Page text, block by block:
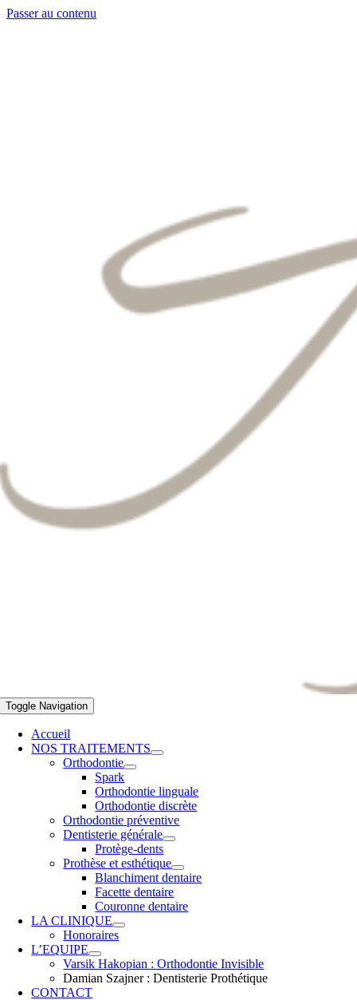
Passer au contenu
Toggle Navigation
Accueil
NOS TRAITEMENTS
Orthodontie
Spark
Orthodontie linguale
Orthodontie discrète
Orthodontie préventive
Dentisterie générale
Protège-dents
Prothèse et esthétique
Blanchiment dentaire
Facette dentaire
Couronne dentaire
LA CLINIQUE
Honoraires
L’EQUIPE
Varsik Hakopian : Orthodontie Invisible
Damian Szajner : Dentisterie Prothétique
CONTACT